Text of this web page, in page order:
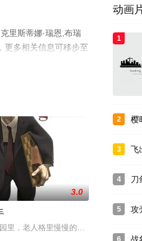
里斯蒂娜·瑞恩,布瑞
更多相关信息可移步至
就
日，她瞒着丈夫策划了一个盛大的生
自己的家免受不速之客的侵害，两个不
3.0
里，老人格里慢慢的铺开棋盘，把棋子
动画
1
2 樱
3 飞
4 刀
5 攻
6